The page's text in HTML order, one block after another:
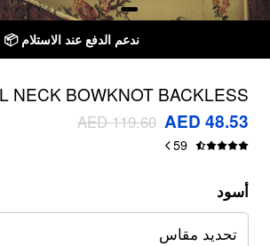
ندعم الدفع عند الاستلام 📦
NECK BOWKNOT BACKLESS
MAXI DRESS
AED 48.53
AED 119.60
59
أسود
تحديد مقاس